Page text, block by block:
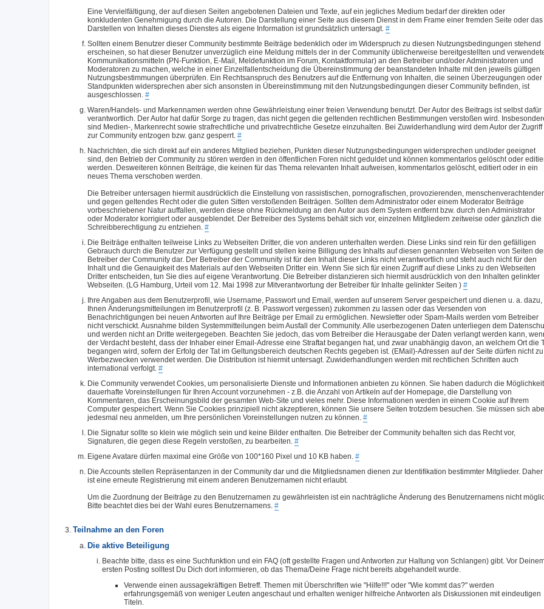
Eine Vervielfältigung, der auf diesen Seiten angebotenen Dateien und Texte, auf ein jegliches Medium bedarf der direkten oder
konkludenten Genehmigung durch die Autoren. Die Darstellung einer Seite aus diesem Dienst in dem Frame einer fremden Seite oder das
Darstellen von Inhalten dieses Dienstes als eigene Information ist grundsätzlich untersagt. #
Sollten einem Benutzer dieser Community bestimmte Beiträge bedenklich oder im Widerspruch zu diesen Nutzungsbedingungen stehend
erscheinen, so hat dieser Benutzer unverzüglich eine Meldung mittels der in der Community üblicherweise bereitgestellten und
Kommunikationsmitteln (PN-Funktion, E-Mail, Meldefunktion im Forum, Kontaktformular) an den Betreiber und/oder Administratoren und
Moderatoren zu machen, welche in einer Einzelfallentscheidung die Übereinstimmung der beanstandeten Inhalte mit den jeweils gültigen
Nutzungsbestimmungen überprüfen. Ein Rechtsanspruch des Benutzers auf die Entfernung von Inhalten, die seinen Überzeugungen oder
Standpunkten widersprechen aber sich ansonsten in Übereinstimmung mit den Nutzungsbedingungen dieser Community befinden, ist
ausgeschlossen. #
Waren/Handels- und Markennamen werden ohne Gewährleistung einer freien Verwendung benutzt. Der Autor des Beitrags ist selbst dafür
verantwortlich. Der Autor hat dafür Sorge zu tragen, das nicht gegen die geltenden rechtlichen Bestimmungen verstoßen wird.
sind Medien-, Markenrecht sowie strafrechtliche und privatrechtliche Gesetze einzuhalten. Bei Zuwiderhandlung wird dem Autor der Zugriff
zur Community entzogen bzw. ganz gesperrt. #
Nachrichten, die sich direkt auf ein anderes Mitglied beziehen, Punkten dieser Nutzungsbedingungen widersprechen und/oder geeignet
sind, den Betrieb der Community zu stören werden in den öffentlichen Foren nicht geduldet und können kommentarlos gelöscht oder
werden. Desweiteren können Beiträge, die keinen für das Thema relevanten Inhalt aufweisen, kommentarlos gelöscht, editiert oder in ein
neues Thema verschoben werden.
Die Betreiber untersagen hiermit ausdrücklich die Einstellung von rassistischen, pornografischen, provozierenden,
und gegen geltendes Recht oder die guten Sitten verstoßenden Beiträgen. Sollten dem Administrator oder einem Moderator Beiträge
vorbeschriebener Natur auffallen, werden diese ohne Rückmeldung an den Autor aus dem System entfernt bzw. durch den Administrator
oder Moderator korrigiert oder ausgeblendet. Der Betreiber des Systems behält sich vor, einzelnen Mitgliedern zeitweise oder gänzlich die
Schreibberechtigung zu entziehen. #
Die Beiträge enthalten teilweise Links zu Webseiten Dritter, die von anderen unterhalten werden. Diese Links sind rein für den gefälligen
Gebrauch durch die Benutzer zur Verfügung gestellt und stellen keine Billigung des Inhalts auf diesen genannten Webseiten von Seiten
Betreiber der Community dar. Der Betreiber der Community ist für den Inhalt dieser Links nicht verantwortlich und steht auch nicht für den
Inhalt und die Genauigkeit des Materials auf den Webseiten Dritter ein. Wenn Sie sich für einen Zugriff auf diese Links zu den Webseiten
Dritter entscheiden, tun Sie dies auf eigene Verantwortung. Die Betreiber distanzieren sich hiermit ausdrücklich von den Inhalten gelinkter
Webseiten. (LG Hamburg, Urteil vom 12. Mai 1998 zur Mitverantwortung der Betreiber für Inhalte gelinkter Seiten ) #
Ihre Angaben aus dem Benutzerprofil, wie Username, Passwort und Email, werden auf unserem Server gespeichert und dienen u. a. dazu,
Ihnen Änderungsmitteilungen im Benutzerprofil (z. B. Passwort vergessen) zukommen zu lassen oder das Versenden von
Benachrichtigungen bei neuen Antworten auf Ihre Beiträge per Email zu ermöglichen. Newsletter oder Spam-Mails werden vom Betreiber
nicht verschickt. Ausnahme bilden Systemmitteilungen beim Ausfall der Community. Alle userbezogenen Daten unterliegen dem
und werden nicht an Dritte weitergegeben. Beachten Sie jedoch, das vom Betreiber die Herausgabe der Daten verlangt werden kann,
der Verdacht besteht, dass der Inhaber einer Email-Adresse eine Straftat begangen hat, und zwar unabhängig davon, an welchem Ort die
begangen wird, sofern der Erfolg der Tat im Geltungsbereich deutschen Rechts gegeben ist. (EMail)-Adressen auf der Seite dürfen nicht zu
Werbezwecken verwendet werden. Die Distribution ist hiermit untersagt. Zuwiderhandlungen werden mit rechtlichen Schritten auch
international verfolgt. #
Die Community verwendet Cookies, um personalisierte Dienste und Informationen anbieten zu können. Sie haben dadurch die
dauerhafte Voreinstellungen für Ihren Account vorzunehmen - z.B. die Anzahl von Artikeln auf der Homepage, die Darstellung von
Kommentaren, das Erscheinungsbild der gesamten Web-Site und vieles mehr. Diese Informationen werden in einem Cookie auf Ihrem
Computer gespeichert. Wenn Sie Cookies prinzipiell nicht akzeptieren, können Sie unsere Seiten trotzdem besuchen. Sie müssen sich
jedesmal neu anmelden, um Ihre persönlichen Voreinstellungen nutzen zu können. #
Die Signatur sollte so klein wie möglich sein und keine Bilder enthalten. Die Betreiber der Community behalten sich das Recht vor,
Signaturen, die gegen diese Regeln verstoßen, zu bearbeiten. #
Eigene Avatare dürfen maximal eine Größe von 100*160 Pixel und 10 KB haben. #
Die Accounts stellen Repräsentanzen in der Community dar und die Mitgliedsnamen dienen zur Identifikation bestimmter Mitglieder. Daher
ist eine erneute Registrierung mit einem anderen Benutzernamen nicht erlaubt.
Um die Zuordnung der Beiträge zu den Benutzernamen zu gewährleisten ist ein nachträgliche Änderung des Benutzernamens nicht
Bitte beachtet dies bei der Wahl eures Benutzernamens. #
Teilnahme an den Foren
Die aktive Beteiligung
Beachte bitte, dass es eine Suchfunktion und ein FAQ (oft gestellte Fragen und Antworten zur Haltung von Schlangen) gibt. Vor
ersten Posting solltest Du Dich dort informieren, ob das Thema/Deine Frage nicht bereits abgehandelt wurde.
Verwende einen aussagekräftigen Betreff. Themen mit Überschriften wie "Hilfe!!!" oder "Wie kommt das?" werden
erfahrungsgemäß von weniger Leuten angeschaut und erhalten weniger hilfreiche Antworten als Diskussionen mit eindeutigen
Titeln.